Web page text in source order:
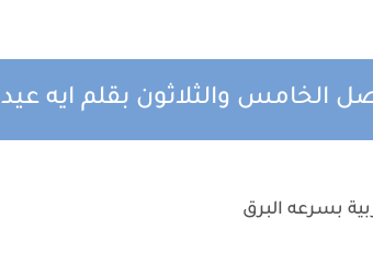
الخامس والثلاثون بقلم ايه عيد
بسرعه البرق